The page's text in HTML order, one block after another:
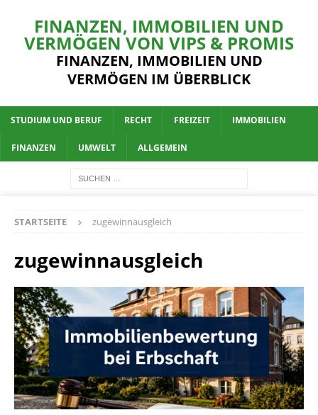
FINANZEN, IMMOBILIEN UND
VERMÖGEN VON VIPS & PROMIS
FINANZEN, IMMOBILIEN UND
VERMÖGEN IM ÜBERBLICK
STUDIUM UND BERUF RECHT FREIZEIT IMMOBILIEN
FINANZEN UMWELT ALLGEMEIN
STARTSEITE zugewinnausgleich
zugewinnausgleich